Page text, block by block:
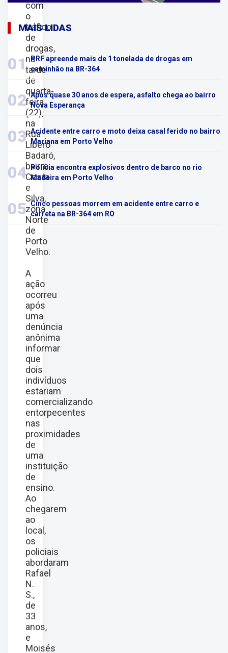
com
o
tráfico
de
drogas,
na
tarde
de
quarta-
feira
(22),
na
Rua
Líbero
Badaró,
bairro
Costa
e
Silva,
zona
Norte
de
Porto
Velho.
A
ação
ocorreu
após
uma
denúncia
anônima
informar
que
dois
indivíduos
estariam
comercializando
entorpecentes
nas
proximidades
de
uma
instituição
de
ensino.
Ao
chegarem
ao
local,
os
policiais
abordaram
Rafael
N.
S.,
de
33
anos,
e
Moisés
MAIS LIDAS
01
PRF apreende mais de 1 tonelada de drogas em
caminhão na BR-364
02 Após quase 30 anos de espera, asfalto chega ao bairro
Nova Esperança
03 Acidente entre carro e moto deixa casal ferido no bairro
Mariana em Porto Velho
04
Polícia encontra explosivos dentro de barco no rio
Madeira em Porto Velho
05 Cinco pessoas morrem em acidente entre carro e
carreta na BR-364 em RO